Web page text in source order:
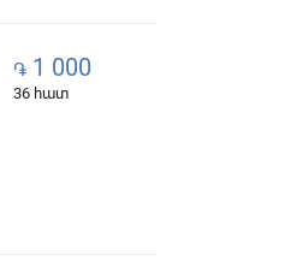
֏ 1 000
36 հատ